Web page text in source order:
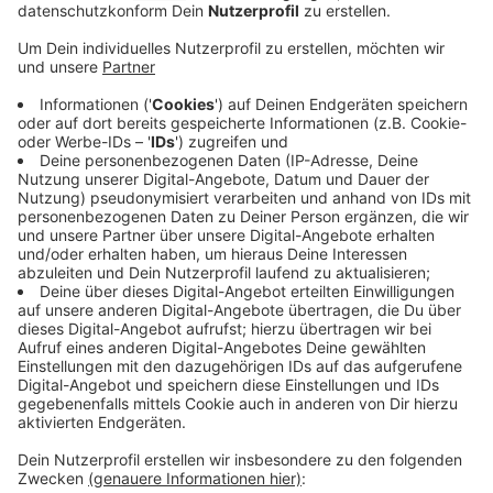
Anzeige
In fast drei Viertel aller deutschen Kitas gibt es zu
große Gruppen und zu wenig Erzieherinnen. Laut einer
Studie der Bertelsmann-Stiftung sieht das für die
Überdreijährigen im Kreis Wesel nicht anders aus.
Empfohlen werden 7,5 Kinder auf eine Fachkraft. Bei
uns im Kreis betreut eine Erzieherin im Schnitt aber
zwei mehr (9,3). Bei den kleinsten Kita-Kindern kommt
der Personalschlüssel dagegen der Empfehlung recht
nah - mit 3,8 Unterdreijährige auf eine Erzieherin.
Empfohlen werden 3,0 Kinder. Die Bertelsmann-
Stiftung will mit der Studie deutlich machen, dass
solche Bedingungen den Bildungsauftrag gefährden.
Anzeige